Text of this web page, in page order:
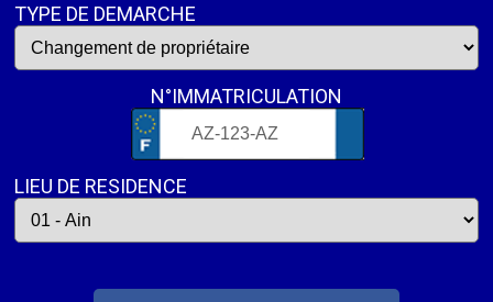
TYPE DE DEMARCHE
N°IMMATRICULATION
LIEU DE RESIDENCE